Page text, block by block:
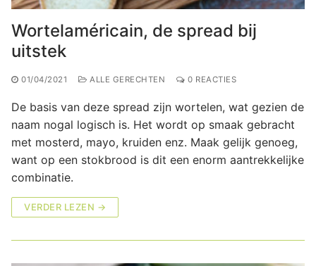
Wortelaméricain, de spread bij
uitstek
01/04/2021 ALLE GERECHTEN 0 REACTIES
De basis van deze spread zijn wortelen, wat gezien de
naam nogal logisch is. Het wordt op smaak gebracht
met mosterd, mayo, kruiden enz. Maak gelijk genoeg,
want op een stokbrood is dit een enorm aantrekkelijke
combinatie.
VERDER LEZEN →